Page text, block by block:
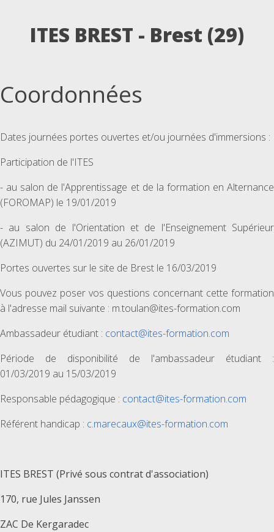
ITES BREST - Brest (29)
Coordonnées
Dates journées portes ouvertes et/ou journées d'immersions :
Participation de l'ITES
- au salon de l'Apprentissage et de la formation en Alternance
(FOROMAP) le 19/01/2019
- au salon de l'Orientation et de l'Enseignement Supérieur
(AZIMUT) du 24/01/2019 au 26/01/2019
Portes ouvertes sur le site de Brest le 16/03/2019
Vous pouvez poser vos questions concernant cette formation
à l'adresse mail suivante : m.toulan@ites-formation.com
Ambassadeur étudiant : contact@ites-formation.com
Période de disponibilité de l'ambassadeur étudiant :
01/03/2019 au 15/03/2019
Responsable pédagogique : contact@ites-formation.com
Référent handicap : c.marecaux@ites-formation.com
ITES BREST (Privé sous contrat d'association)
170, rue Jules Janssen
ZAC De Kergaradec